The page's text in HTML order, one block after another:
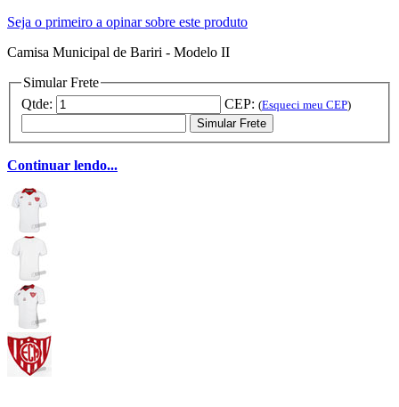
Seja o primeiro a opinar sobre este produto
Camisa Municipal de Bariri - Modelo II
Simular Frete
Qtde:
CEP: (Esqueci meu CEP)
Simular Frete
Continuar lendo...